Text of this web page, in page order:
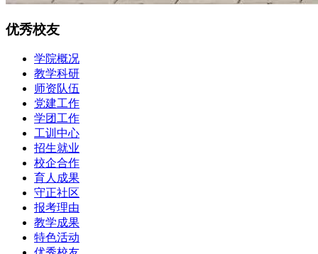
优秀校友
学院概况
教学科研
师资队伍
党建工作
学团工作
工训中心
招生就业
校企合作
育人成果
守正社区
报考理由
教学成果
特色活动